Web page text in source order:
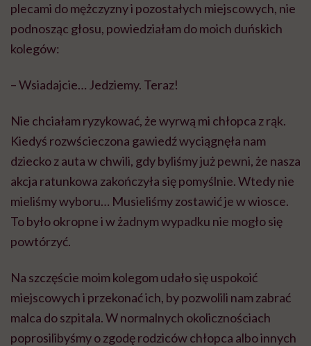
plecami do mężczyzny i pozostałych miejscowych, nie
podnosząc głosu, powiedziałam do moich duńskich
kolegów:
– Wsiadajcie… Jedziemy. Teraz!
Nie chciałam ryzykować, że wyrwą mi chłopca z rąk.
Kiedyś rozwścieczona gawiedź wyciągnęła nam
dziecko z auta w chwili, gdy byliśmy już pewni, że nasza
akcja ratunkowa zakończyła się pomyślnie. Wtedy nie
mieliśmy wyboru… Musieliśmy zostawić je w wiosce.
To było okropne i w żadnym wypadku nie mogło się
powtórzyć.
Na szczęście moim kolegom udało się uspokoić
miejscowych i przekonać ich, by pozwolili nam zabrać
malca do szpitala. W normalnych okolicznościach
poprosilibyśmy o zgodę rodziców chłopca albo innych